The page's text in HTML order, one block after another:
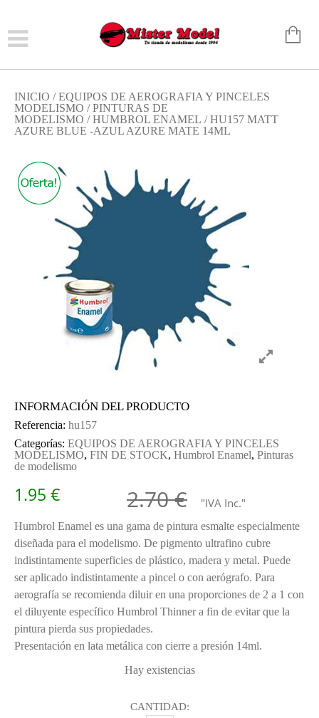
INICIO /EQUIPOS DE AEROGRAFIA Y PINCELES
MODELISMO /PINTURAS DE
MODELISMO /HUMBROL ENAMEL / HU157 MATT
AZURE BLUE -AZUL AZURE MATE 14ML
INFORMACIÓN DEL PRODUCTO
Referencia: hu157
Categorías: EQUIPOS DE AEROGRAFIA Y PINCELES
MODELISMO, FIN DE STOCK, Humbrol Enamel, Pinturas
de modelismo
2.70€ El precio
1.95 € El precio
"IVA Inc."
Humbrol Enamel es una gama de pintura esmalte especialmente
diseñada para el modelismo. De pigmento ultrafino cubre
indistintamente superficies de plástico, madera y metal. Puede
ser aplicado indistintamente a pincel o con aerógrafo. Para
aerografía se recomienda diluir en una proporciones de 2 a 1 con
el diluyente específico Humbrol Thinner a fin de evitar que la
pintura pierda sus propiedades.
Presentación en lata metálica con cierre a presión 14ml.
Hay existencias
CANTIDAD: